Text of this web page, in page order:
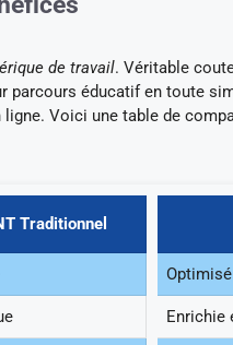
de travail. Véritable
parcours éducatif en toute
Voici une table de
Traditionnel
Enrichie